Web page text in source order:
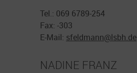
Tel.: 069 6789-254
Fax: -303
E-Mail: sfeldmann@lsbh.de
NADINE FRANZ